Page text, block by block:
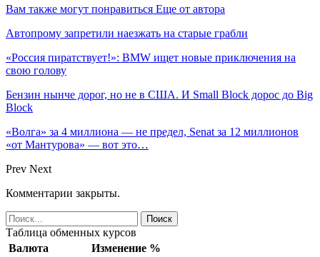
Вам также могут понравиться Еще от автора
Автопрому запретили наезжать на старые грабли
«Россия пиратствует!»: BMW ищет новые приключения на
свою голову
Бензин нынче дорог, но не в США. И Small Block дорос до Big
Block
«Волга» за 4 миллиона — не предел, Senat за 12 миллионов
«от Мантурова» — вот это…
Prev Next
Комментарии закрыты.
Таблица обменных курсов
Валюта
Изменение %